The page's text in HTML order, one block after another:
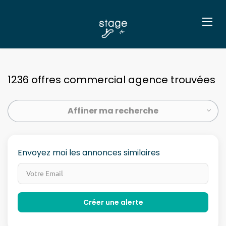
1236 offres commercial agence trouvées
Affiner ma recherche
Envoyez moi les annonces similaires